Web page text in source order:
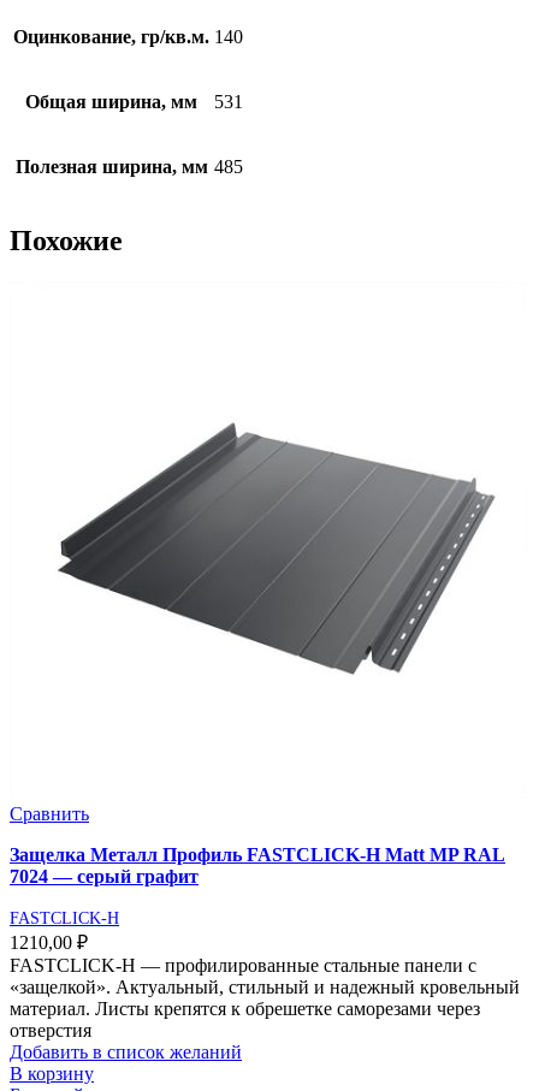
Оцинкование, гр/кв.м. 140
Общая ширина, мм 531
Полезная ширина, мм 485
Похожие
Сравнить
Защелка Металл Профиль FASTCLICK-Н Matt MP RAL
7024 — серый графит
FASTCLICK-H
1210,00 ₽
FASTCLICK-Н — профилированные стальные панели с
«защелкой». Актуальный, стильный и надежный кровельный
материал. Листы крепятся к обрешетке саморезами через
отверстия
Добавить в список желаний
В корзину